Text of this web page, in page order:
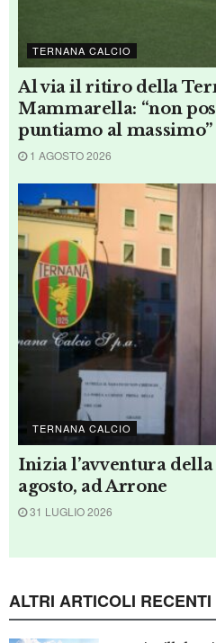
TERNANA CALCIO
Ternana, Felleca,
“giudicate il
incontrare
4 AGOSTO 2026
TERNANA CALCIO
Ternana, il ritorno di
4 AGOSTO 2026